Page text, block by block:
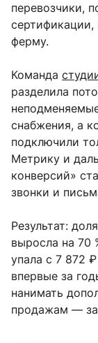
перевозчики,
сертификации,
ферму.
Команда
разделила
снабжения, а
подключили
Метрику и
конверсий»
звонки и
Результат:
выросла на 70
упала с 7 872
впервые за
нанимать
продажам —